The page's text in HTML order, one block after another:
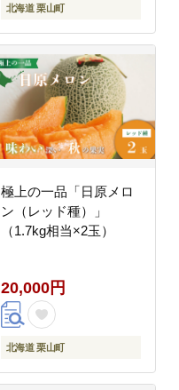
北海道 栗山町
極上の一品「日原メロ
ン（レッド種）」
（1.7kg相当×2玉）
20,000円
北海道 栗山町